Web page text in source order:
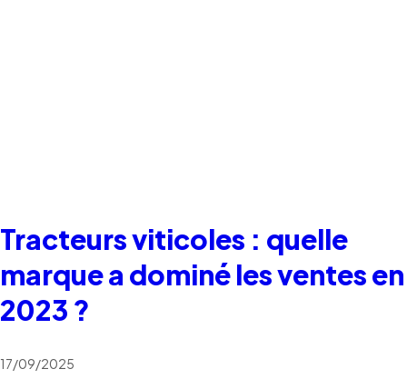
Tracteurs viticoles : quelle
marque a dominé les ventes en
2023 ?
17/09/2025